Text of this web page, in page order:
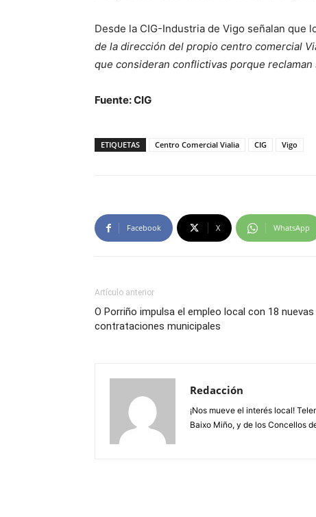
Desde la CIG-Industria de Vigo señalan que
de la dirección del propio centro comercial
que consideran conflictivas porque
Fuente: CIG
ETIQUETAS Centro Comercial Vialia CIG Vigo
Facebook X WhatsApp
Artículo anterior
O Porriño impulsa el empleo local con 18 nuevas
contrataciones municipales
Redacción
¡Nos mueve el interés local!
Baixo Miño, y de los Concellos